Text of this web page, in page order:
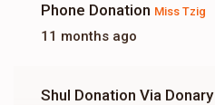
Phone Donation Miss Tzig
11 months ago
Shul Donation Via Donary